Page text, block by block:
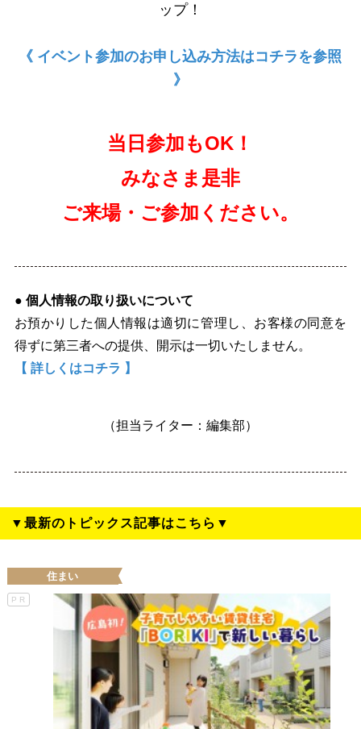
ップ！
《 イベント参加のお申し込み方法はコチラを参照
》
当日参加もOK！
みなさま是非
ご来場・ご参加ください。
● 個人情報の取り扱いについて
お預かりした個人情報は適切に管理し、お客様の同意を
得ずに第三者への提供、開示は一切いたしません。
【 詳しくはコチラ 】
（担当ライター：編集部）
▼最新のトピックス記事はこちら▼
住まい
PR